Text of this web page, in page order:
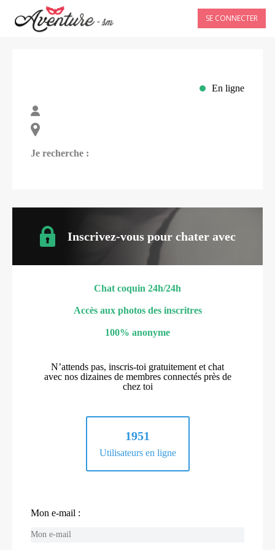
SE CONNECTER
En ligne
Je recherche :
Inscrivez-vous pour chater avec
Chat coquin 24h/24h
Accès aux photos des inscritres
100% anonyme
N’attends pas, inscris-toi gratuitement et chat
avec nos dizaines de membres connectés près de
chez toi
1951
Utilisateurs en ligne
Mon e-mail :